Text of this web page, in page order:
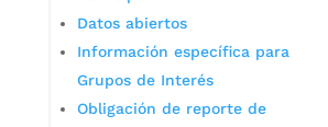
Datos abiertos
Información específica para
Grupos de Interés
Obligación de reporte de